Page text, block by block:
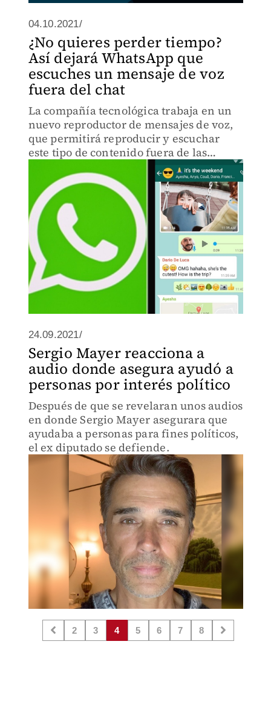
04.10.2021/
¿No quieres perder tiempo?
Así dejará WhatsApp que
escuches un mensaje de voz
fuera del chat
La compañía tecnológica trabaja en un
nuevo reproductor de mensajes de voz,
que permitirá reproducir y escuchar
este tipo de contenido fuera de las
conversaciones, como ha explicado el
portal especializado WABetainfo.
24.09.2021/
Sergio Mayer reacciona a
audio donde asegura ayudó a
personas por interés político
Después de que se revelaran unos audios
en donde Sergio Mayer asegurara que
ayudaba a personas para fines políticos,
el ex diputado se defiende.
2 3 4 5 6 7 8